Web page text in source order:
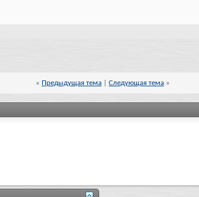
« Предыдущая тема Следующая тема »